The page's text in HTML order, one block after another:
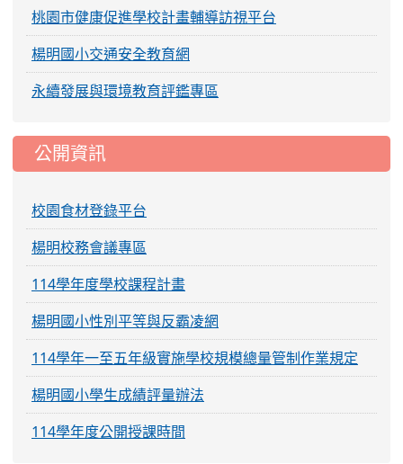
桃園市健康促進學校計畫輔導訪視平台
楊明國小交通安全教育網
永續發展與環境教育評鑑專區
公開資訊
校園食材登錄平台
楊明校務會議專區
114學年度學校課程計畫
楊明國小性別平等與反霸凌網
114學年一至五年級實施學校規模總量管制作業規定
楊明國小學生成績評量辦法
114學年度公開授課時間